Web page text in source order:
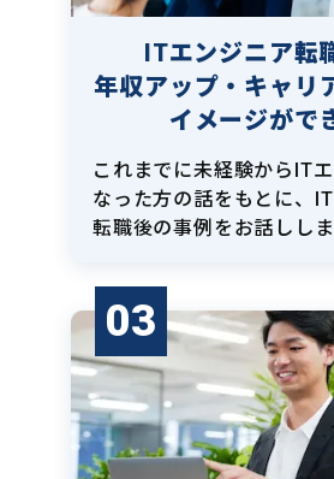
ITエンジニア転
年収アップ・キャリ
イメージがで
これまでに未経験からIT
なった方の話をもとに、
転職後の事例をお話ししま
03